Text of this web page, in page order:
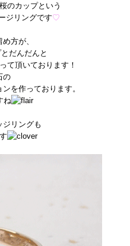
のカップという
ジリングです♡
方が、
だんだんと
て頂いております！
の
を作っております。
ね
ジリングも